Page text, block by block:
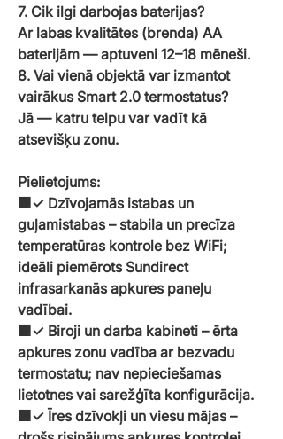
7. Cik ilgi darbojas baterijas?
Ar labas kvalitātes (brenda) AA
baterijām — aptuveni 12–18 mēneši.
8. Vai vienā objektā var izmantot
vairākus Smart 2.0 termostatus?
Jā — katru telpu var vadīt kā
atsevišķu zonu.
Pielietojums:
🟧✓ Dzīvojamās istabas un
guļamistabas – stabila un precīza
temperatūras kontrole bez WiFi;
ideāli piemērots Sundirect
infrasarkanās apkures paneļu
vadībai.
🟧✓ Biroji un darba kabineti – ērta
apkures zonu vadība ar bezvadu
termostatu; nav nepieciešamas
lietotnes vai sarežģīta konfigurācija.
🟧✓ Īres dzīvokļi un viesu mājas –